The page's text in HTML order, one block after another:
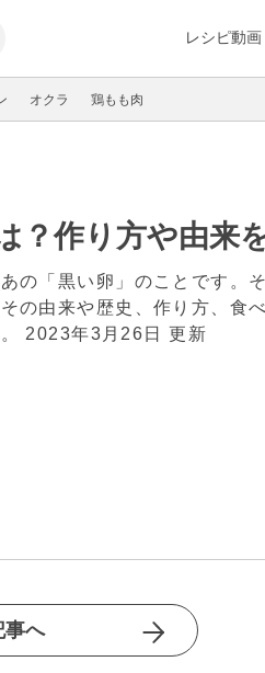
レシピ動画
オクラ 鶏もも肉
？作り方や由来
の「黒い卵」のことです。
の由来や歴史、作り方、食
2023年3月26日 更新
事へ